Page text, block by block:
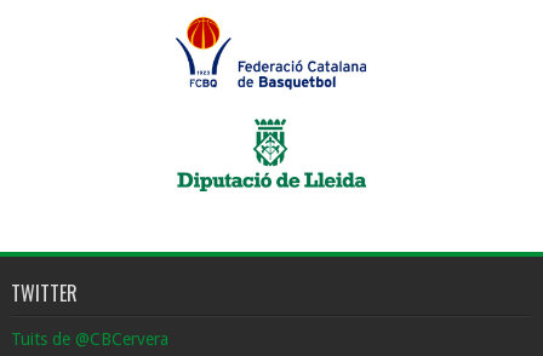
TWITTER
Tuits de @CBCervera